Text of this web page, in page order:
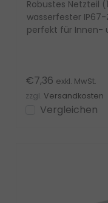
Robustes Netzteil
wasserfester
perfekt für Innen-
€7,36 exkl. MwSt.
zzgl. Versandkosten
Vergleichen